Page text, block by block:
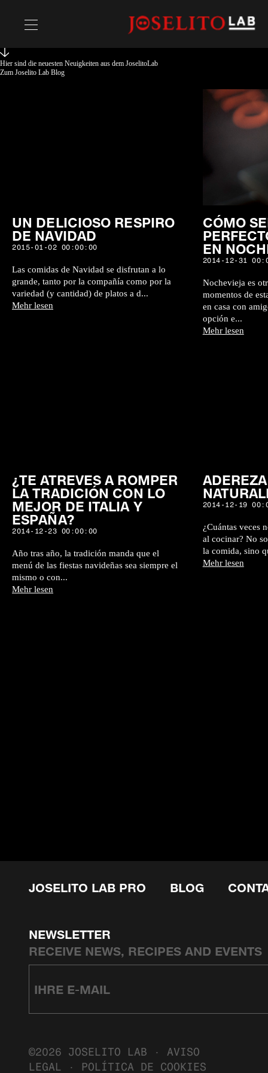
Rezepte
Hier sind die neuesten Neuigkeiten aus dem JoselitoLab
Zum Joselito Lab Blog
UN DELICIOSO RESPIRO
DE NAVIDAD
2015-01-02 00:00:00
Las comidas de Navidad se disfrutan a lo
grande, tanto por la compañía como por la
variedad (y cantidad) de platos a d...
Mehr lesen
CÓMO
EN
2014-12-31
Nochevieja es
momentos de
en casa con
opción e...
Mehr lesen
¿TE ATREVES A ROMPER
LA TRADICIÓN CON LO
MEJOR DE ITALIA Y
ESPAÑA?
2014-12-23 00:00:00
Año tras año, la tradición manda que el
menú de las fiestas navideñas sea siempre el
mismo o con...
Mehr lesen
ADEREZA
2014-12-19
¿Cuántas veces
al cocinar? No
la comida, sino
Mehr lesen
JOSELITO LAB PRO BLOG
NEWSLETTER
RECEIVE NEWS, RECIPES AND EVENTS
©2026 JOSELITO LAB · AVISO
LEGAL · POLÍTICA DE COOKIES